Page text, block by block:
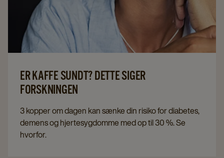
ER KAFFE SUNDT? DETTE SIGER
FORSKNINGEN
3 kopper om dagen kan sænke din risiko for diabetes,
demens og hjertesygdomme med op til 30 %. Se
hvorfor.